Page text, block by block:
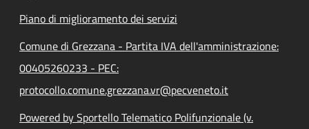
Piano di miglioramento dei servizi
Comune di Grezzana - Partita IVA dell'amministrazione:
00405260233 - PEC:
protocollo.comune.grezzana.vr@pecveneto.it
Powered by Sportello Telematico Polifunzionale (v.